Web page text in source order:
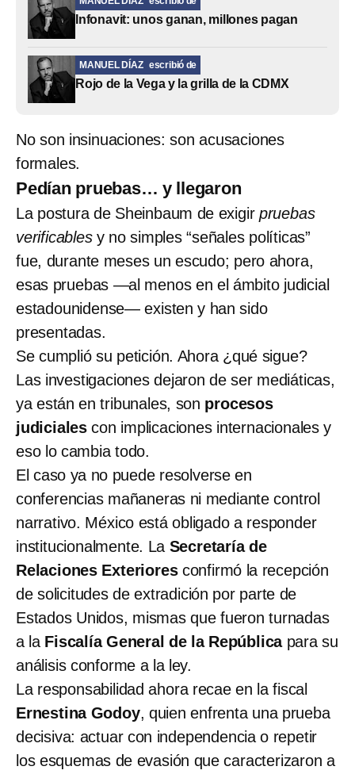
Infonavit: unos ganan, millones pagan
MANUEL DÍAZ escribió de
Rojo de la Vega y la grilla de la CDMX
No son insinuaciones: son acusaciones
formales.
Pedían pruebas… y llegaron
La postura de Sheinbaum de exigir pruebas
verificablesy no simples “señales políticas”
fue, durante meses un escudo; pero ahora,
esas pruebas —al menos en el ámbito judicial
estadounidense— existen y han sido
presentadas.
Se cumplió su petición. Ahora ¿qué sigue?
Las investigaciones dejaron de ser mediáticas,
ya están en tribunales, son procesos
judiciales con implicaciones internacionales y
eso lo cambia todo.
El caso ya no puede resolverse en
conferencias mañaneras ni mediante control
narrativo. México está obligado a responder
institucionalmente. La Secretaría de
Relaciones Exterioresconfirmó la recepción
de solicitudes de extradición por parte de
Estados Unidos, mismas que fueron turnadas
a la Fiscalía General de la Repúblicapara su
análisis conforme a la ley.
La responsabilidad ahora recae en la fiscal
Ernestina Godoy, quien enfrenta una prueba
decisiva: actuar con independencia o repetir
los esquemas de evasión que caracterizaron a